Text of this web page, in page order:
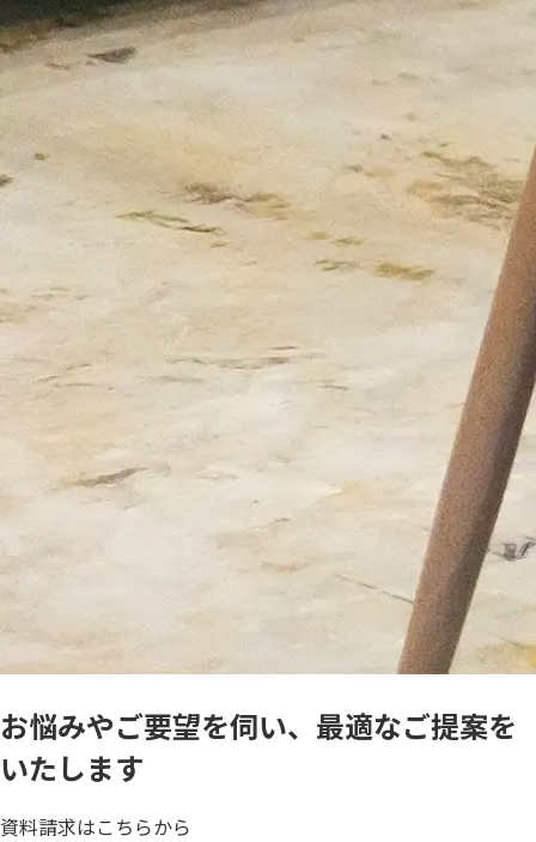
お悩みやご要望を伺い、最適なご提案を
いたします
資料請求はこちらから